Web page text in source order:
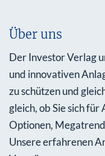
Über uns
Der Investor Verlag
und innovativen
zu schützen und
gleich, ob Sie sich
Optionen,
Unsere erfahrenen